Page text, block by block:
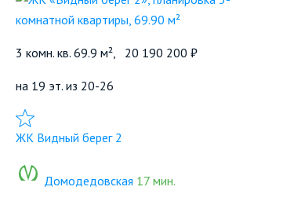
3 комн. кв. 69.9 м², 20 190 200 ₽
на 19 эт. из 20-26
Добавить в избранное
ЖК Видный берег 2
Домодедовская 17 мин.